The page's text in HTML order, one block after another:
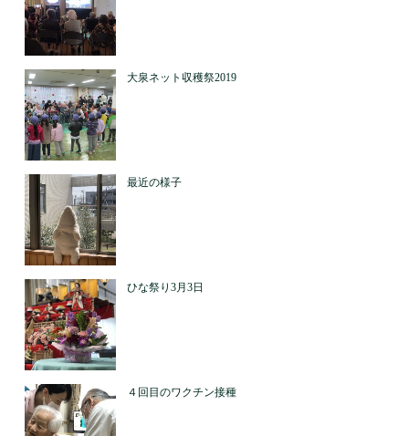
大泉ネット収穫祭2019
最近の様子
ひな祭り3月3日
４回目のワクチン接種